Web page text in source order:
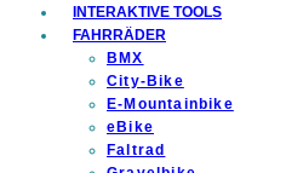
INTERAKTIVE TOOLS
FAHRRÄDER
BMX
City-Bike
E-Mountainbike
eBike
Faltrad